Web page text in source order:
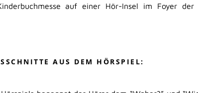
auf einer Hör-Insel im Foyer der
AUS DEM HÖRSPIEL: